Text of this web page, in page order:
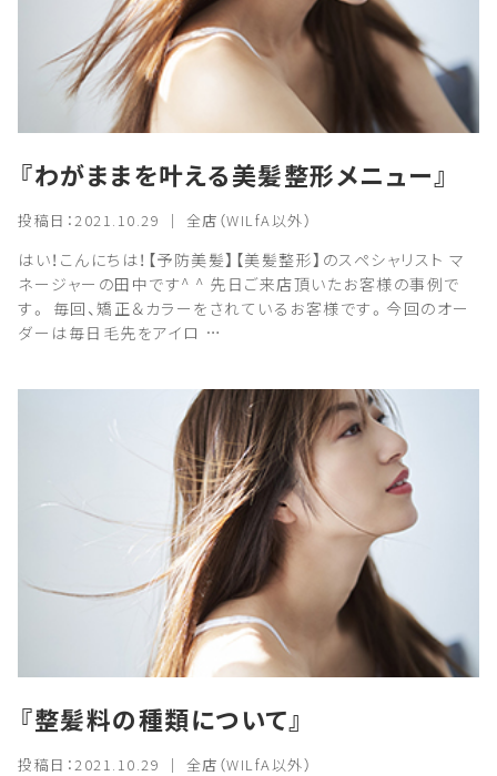
『わがままを叶える美髪整形メニュー』
投稿日：2021.10.29 ｜ 全店（WILfA以外）
はい！こんにちは！【予防美髪】【美髪整形】のスペシャリスト マ
ネージャーの田中です^ ^ 先日ご来店頂いたお客様の事例で
す。 毎回、矯正＆カラーをされているお客様です。今回のオー
ダーは毎日毛先をアイロ …
『整髪料の種類について』
投稿日：2021.10.29 ｜ 全店（WILfA以外）